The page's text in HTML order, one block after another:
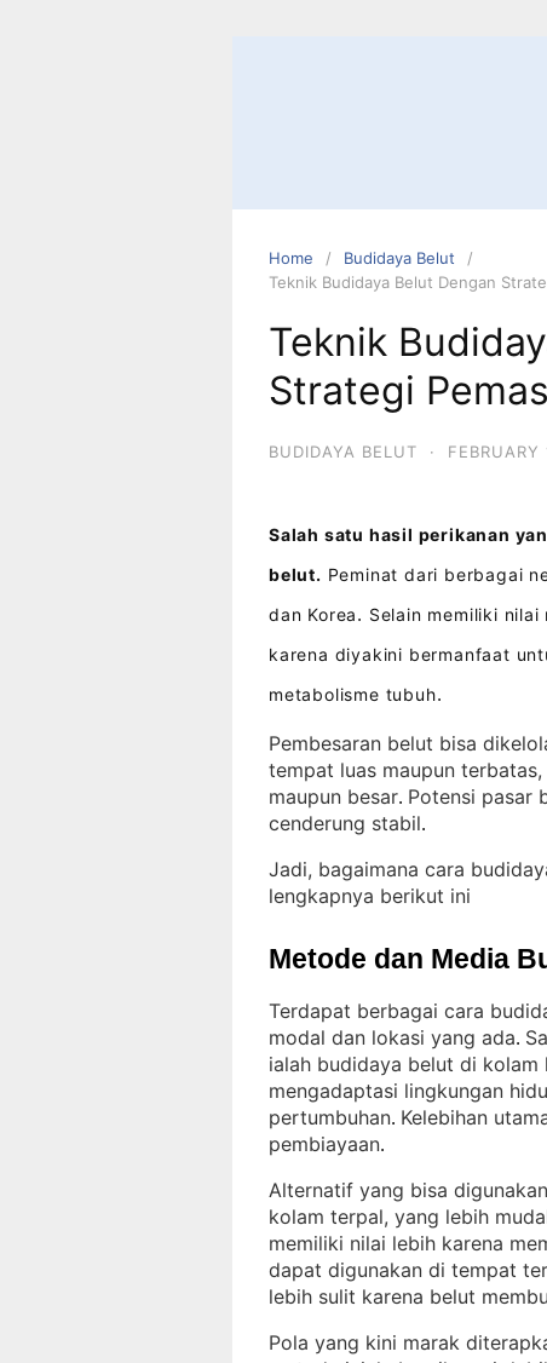
Home
Budidaya Belut
Teknik Budidaya Belut Dengan
Teknik
Strategi
BUDIDAYA BELUT ·
Salah satu hasil perikanan
belut. Peminat dari berbagai
dan Korea. Selain memiliki
karena diyakini bermanfaat
metabolisme tubuh.
Pembesaran belut bisa
tempat luas maupun
maupun besar. Potensi pasar
cenderung stabil.
Jadi, bagaimana cara
lengkapnya berikut ini
Metode dan Media
Terdapat berbagai cara
modal dan lokasi yang ada.
ialah budidaya belut di kolam
mengadaptasi lingkungan
pertumbuhan. Kelebihan
pembiayaan.
Alternatif yang bisa
kolam terpal, yang lebih
memiliki nilai lebih karena
dapat digunakan di tempat
lebih sulit karena belut
Pola yang kini marak